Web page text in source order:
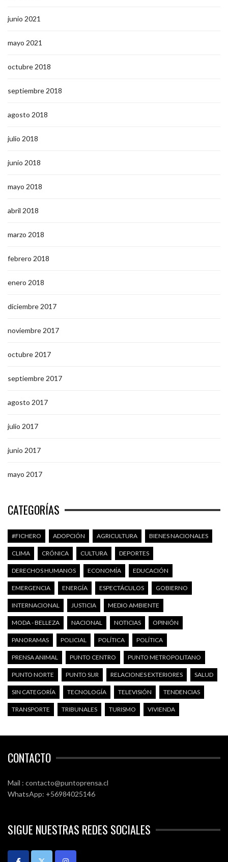
junio 2021
mayo 2021
octubre 2018
septiembre 2018
agosto 2018
julio 2018
junio 2018
mayo 2018
abril 2018
marzo 2018
febrero 2018
enero 2018
diciembre 2017
noviembre 2017
octubre 2017
septiembre 2017
agosto 2017
julio 2017
junio 2017
mayo 2017
CATEGORÍAS
#FICHERO ADOPCIÓN AGRICULTURA BIENES NACIONALES
CLIMA CRÓNICA CULTURA DEPORTES
DERECHOS HUMANOS ECONOMÍA EDUCACIÓN
EMERGENCIA ENERGÍA ESPECTÁCULOS GOBIERNO
INTERNACIONAL JUSTICIA MEDIO AMBIENTE
MODA - BELLEZA NACIONAL NOTICIAS OPINIÓN
PANORAMAS POLICIAL POLÍTICA POLÍTICA
PRENSA ANIMAL PUNTO CENTRO PUNTO METROPOLITANO
PUNTO NORTE PUNTO SUR RELACIONES EXTERIORES SALUD
SIN CATEGORÍA TECNOLOGÍA TELEVISIÓN TENDENCIAS
TRANSPORTE TRIBUNALES TURISMO VIVIENDA
CONTACTO
Mail : contacto@puntoprensa.cl
WhatsApp: +56984025146
SIGUE NUESTRAS REDES SOCIALES